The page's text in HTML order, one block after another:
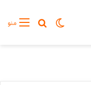
منوجستجو
تغییر پوسته